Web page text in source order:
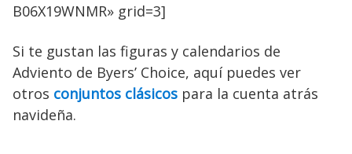
B06X19WNMR» grid=3]
Si te gustan las figuras y calendarios de
Adviento de Byers’ Choice, aquí puedes ver
otros conjuntos clásicos para la cuenta atrás
navideña.